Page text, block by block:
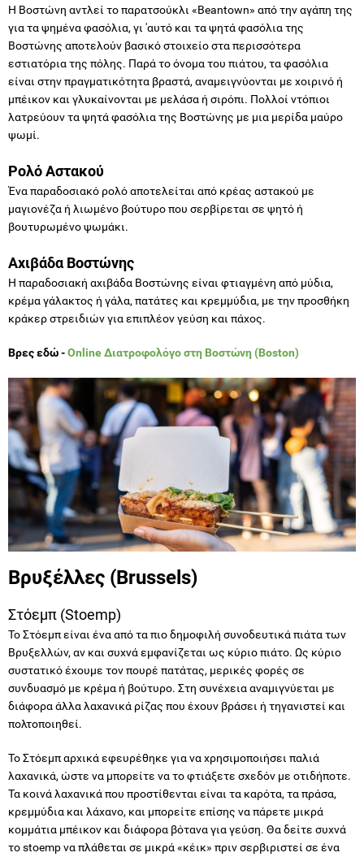
Η Βοστώνη αντλεί το παρατσούκλι «Beantown» από την αγάπη της
για τα ψημένα φασόλια, γι 'αυτό και τα ψητά φασόλια της
Βοστώνης αποτελούν βασικό στοιχείο στα περισσότερα
εστιατόρια της πόλης. Παρά το όνομα του πιάτου, τα φασόλια
είναι στην πραγματικότητα βραστά, αναμειγνύονται με χοιρινό ή
μπέικον και γλυκαίνονται με μελάσα ή σιρόπι. Πολλοί ντόπιοι
λατρεύουν τα ψητά φασόλια της Βοστώνης με μια μερίδα μαύρο
ψωμί.
Ρολό Αστακού
Ένα παραδοσιακό ρολό αποτελείται από κρέας αστακού με
μαγιονέζα ή λιωμένο βούτυρο που σερβίρεται σε ψητό ή
βουτυρωμένο ψωμάκι.
Αχιβάδα Βοστώνης
Η παραδοσιακή αχιβάδα Βοστώνης είναι φτιαγμένη από μύδια,
κρέμα γάλακτος ή γάλα, πατάτες και κρεμμύδια, με την προσθήκη
κράκερ στρειδιών για επιπλέον γεύση και πάχος.
Βρες εδώ -Online Διατροφολόγο στη Βοστώνη (Boston)
Βρυξέλλες (Brussels)
Στόεμπ (Stoemp)
Το Στόεμπ είναι ένα από τα πιο δημοφιλή συνοδευτικά πιάτα των
Βρυξελλών, αν και συχνά εμφανίζεται ως κύριο πιάτο. Ως κύριο
συστατικό έχουμε τον πουρέ πατάτας, μερικές φορές σε
συνδυασμό με κρέμα ή βούτυρο. Στη συνέχεια αναμιγνύεται με
διάφορα άλλα λαχανικά ρίζας που έχουν βράσει ή τηγανιστεί και
πολτοποιηθεί.
Το Στόεμπ αρχικά εφευρέθηκε για να χρησιμοποιήσει παλιά
λαχανικά, ώστε να μπορείτε να το φτιάξετε σχεδόν με οτιδήποτε.
Τα κοινά λαχανικά που προστίθενται είναι τα καρότα, τα πράσα,
κρεμμύδια και λάχανο, και μπορείτε επίσης να πάρετε μικρά
κομμάτια μπέικον και διάφορα βότανα για γεύση. Θα δείτε συχνά
το stoemp να πλάθεται σε μικρά «κέικ» πριν σερβιριστεί σε ένα